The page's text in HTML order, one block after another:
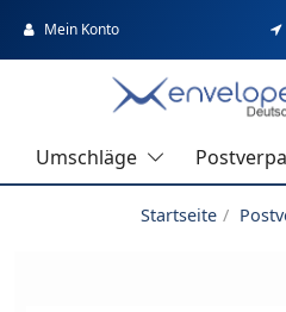
Mein Konto
Umschläge
Startseite